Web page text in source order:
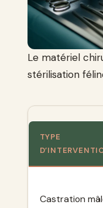
Le matériel
stérilisation
TYPE
Castration